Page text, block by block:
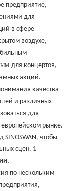
предприятие,
для
в сфере
воздухе,
для концертов,
акций.
качества
и различных
для
рынке.
по нескольким